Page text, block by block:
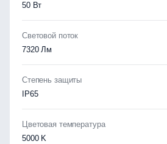
50 Вт
Световой поток
7320 Лм
Степень защиты
IP65
Цветовая температура
5000 K